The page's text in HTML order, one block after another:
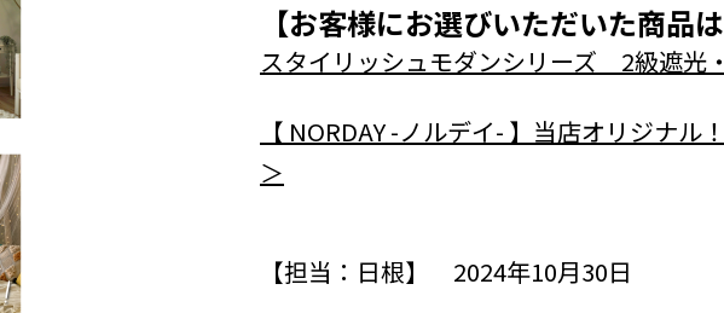
【お客様にお選びいただいた商品
スタイリッシュモダンシリーズ 2級遮光
【 NORDAY -ノルデイ- 】当店オリジナ
＞
【担当：日根】 2024年10月30日